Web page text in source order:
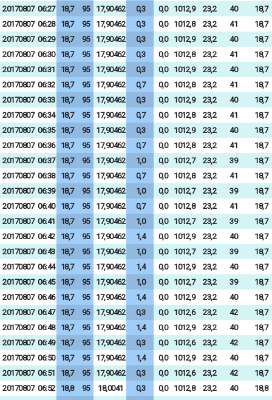
20170807 06:27 18,7 95 17,90462 0,3 0,0 1012,9 23,2 40
18,7
20170807 06:28 18,7 95 17,90462 0,3 0,0 1012,8 23,2 41
18,7
20170807 06:29 18,7 95 17,90462 0,3 0,0 1012,9 23,2 40
18,7
20170807 06:30 18,7 95 17,90462 0,3 0,0 1012,8 23,2 41
18,7
20170807 06:31 18,7 95 17,90462 0,3 0,0 1012,9 23,2 40
18,7
20170807 06:32 18,7 95 17,90462 0,7 0,0 1012,8 23,2 41
18,7
20170807 06:33 18,7 95 17,90462 0,3 0,0 1012,9 23,2 40
18,7
20170807 06:34 18,7 95 17,90462 0,7 0,0 1012,8 23,2 41
18,7
20170807 06:35 18,7 95 17,90462 0,3 0,0 1012,9 23,2 40
18,7
20170807 06:36 18,7 95 17,90462 0,7 0,0 1012,8 23,2 41
18,7
20170807 06:37 18,7 95 17,90462 1,0 0,0 1012,7 23,2 39
18,7
20170807 06:38 18,7 95 17,90462 0,7 0,0 1012,8 23,2 41
18,7
20170807 06:39 18,7 95 17,90462 1,0 0,0 1012,7 23,2 39
18,7
20170807 06:40 18,7 95 17,90462 0,7 0,0 1012,8 23,2 41
18,7
20170807 06:41 18,7 95 17,90462 1,0 0,0 1012,7 23,2 39
18,7
20170807 06:42 18,7 95 17,90462 1,4 0,0 1012,9 23,2 40
18,7
20170807 06:43 18,7 95 17,90462 1,0 0,0 1012,7 23,2 39
18,7
20170807 06:44 18,7 95 17,90462 1,4 0,0 1012,9 23,2 40
18,7
20170807 06:45 18,7 95 17,90462 1,0 0,0 1012,7 23,2 39
18,7
20170807 06:46 18,7 95 17,90462 1,4 0,0 1012,9 23,2 40
18,7
20170807 06:47 18,7 95 17,90462 0,3 0,0 1012,6 23,2 42
18,7
20170807 06:48 18,7 95 17,90462 1,4 0,0 1012,9 23,2 40
18,7
20170807 06:49 18,7 95 17,90462 0,3 0,0 1012,6 23,2 42
18,7
20170807 06:50 18,7 95 17,90462 1,4 0,0 1012,9 23,2 40
18,7
20170807 06:51 18,7 95 17,90462 0,3 0,0 1012,6 23,2 42
18,7
20170807 06:52 18,8 95 18,0041 0,3 0,0 1012,8 23,2 40
18,8